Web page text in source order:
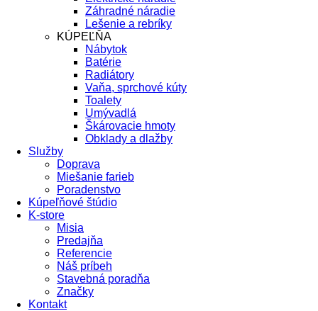
Záhradné náradie
Lešenie a rebríky
KÚPEĽŇA
Nábytok
Batérie
Radiátory
Vaňa, sprchové kúty
Toalety
Umývadlá
Škárovacie hmoty
Obklady a dlažby
Služby
Doprava
Miešanie farieb
Poradenstvo
Kúpeľňové štúdio
K-store
Misia
Predajňa
Referencie
Náš príbeh
Stavebná poradňa
Značky
Kontakt